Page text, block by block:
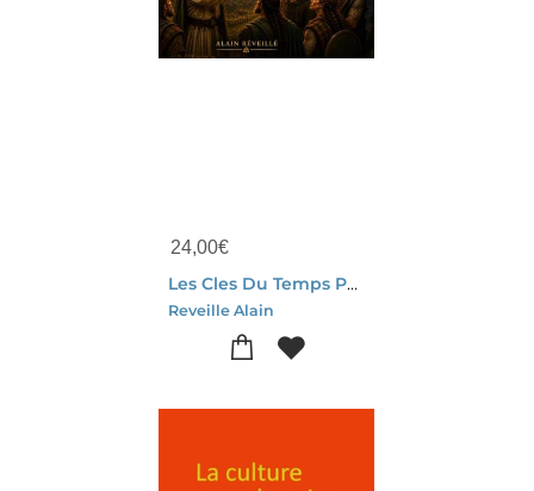
24,00€
Les Cles Du Temps Paysan
Reveille Alain